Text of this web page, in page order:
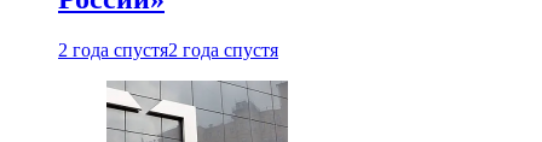
2 года спустя2 года спустя